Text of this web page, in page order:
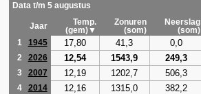
Data t/m 5 augustus
Jaar
Temp.
(gem)▼
Zonuren
(som)
Neerslag
(som)
1
1945 17,80 41,3 0,0
2 2026 12,54 1543,9 249,3
3 2007 12,19 1202,7 506,3
4 2014 12,16 1315,0 382,2